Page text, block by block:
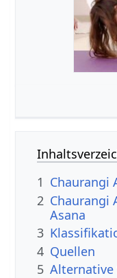
1 Chaurangi
2 Chaurangi
Asana
3
4 Quellen
5 Alternative